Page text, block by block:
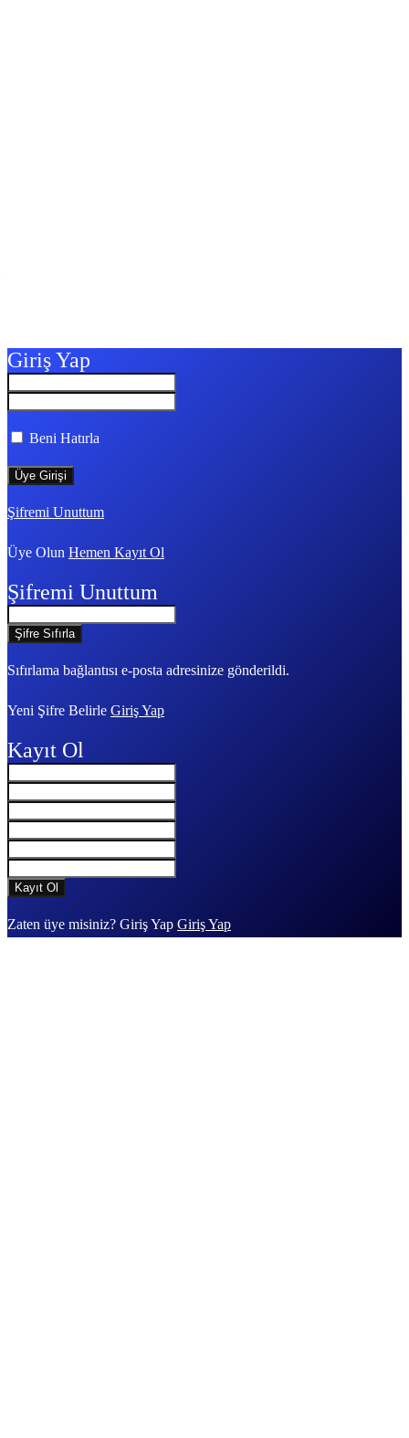
Giriş Yap
Beni Hatırla
Şifremi Unuttum
Üye Olun Hemen Kayıt Ol
Şifremi Unuttum
Sıfırlama bağlantısı e-posta adresinize gönderildi.
Yeni Şifre Belirle Giriş Yap
Kayıt Ol
Zaten üye misiniz? Giriş Yap Giriş Yap